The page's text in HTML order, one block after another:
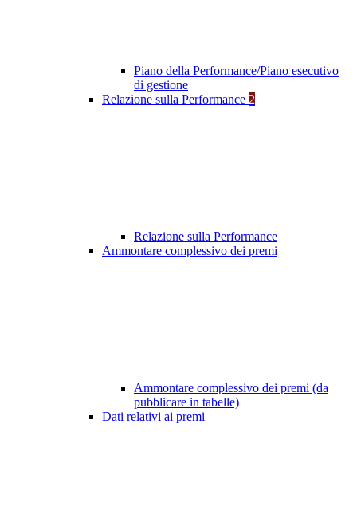
Piano della Performance/Piano esecutivo
di gestione
Relazione sulla Performance 2
Relazione sulla Performance
Ammontare complessivo dei premi
Ammontare complessivo dei premi (da
pubblicare in tabelle)
Dati relativi ai premi